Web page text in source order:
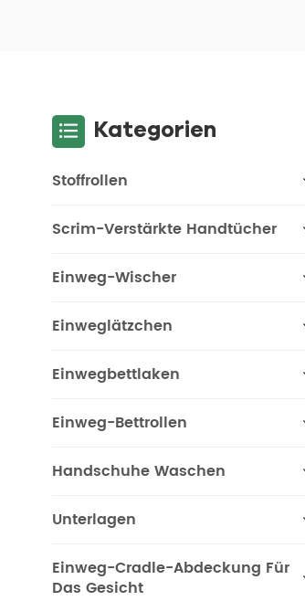
Kategorien
Stoffrollen
Scrim-Verstärkte Handtücher
Einweg-Wischer
Einweglätzchen
Einwegbettlaken
Einweg-Bettrollen
Handschuhe Waschen
Unterlagen
Einweg-Cradle-Abdeckung Für
Das Gesicht